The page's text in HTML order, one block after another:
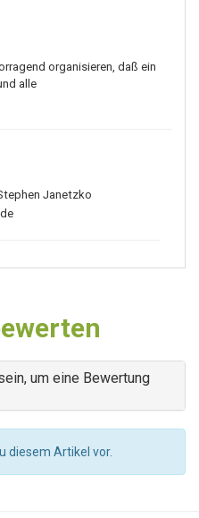
organisieren, daß ein
alle
Janetzko
um eine Bewertung
diesem Artikel vor.